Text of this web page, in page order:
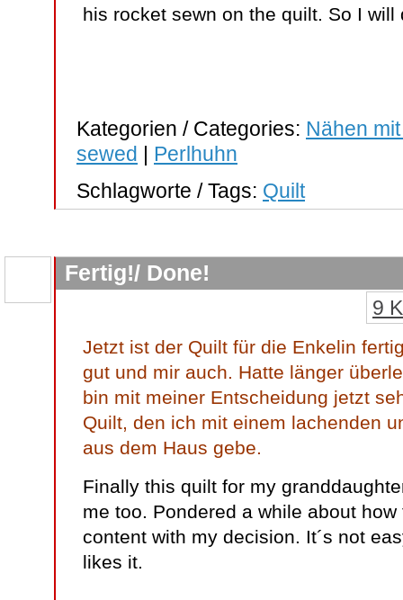
his rocket sewn on the quilt. So I will
Kategorien / Categories: Nähen
sewed | Perlhuhn
Schlagworte / Tags: Quilt
Fertig!/ Done!
9
Jetzt ist der Quilt für die Enkelin
gut und mir auch. Hatte länger
bin mit meiner Entscheidung jetzt
Quilt, den ich mit einem lachenden
aus dem Haus gebe.
Finally this quilt for my
me too. Pondered a while about
content with my decision. It´s not
likes it.